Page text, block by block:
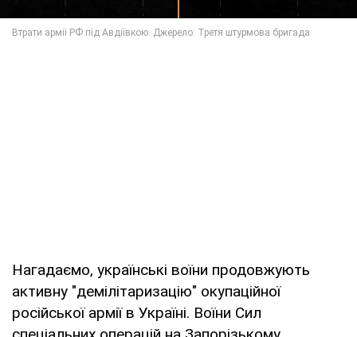
Нагадаємо, українські воїни продовжують
активну "демілітаризацію" окупаційної
російської армії в Україні. Воїни Сил